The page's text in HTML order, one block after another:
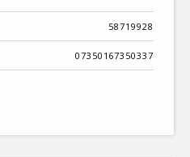
58719928
07350167350337